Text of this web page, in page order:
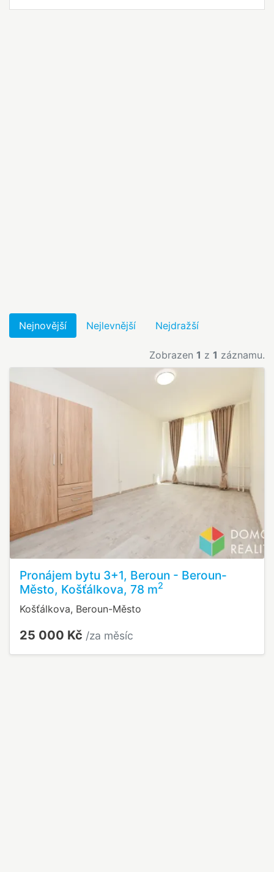
Nejnovější Nejlevnější Nejdražší
Zobrazen 1 z 1 záznamu.
Pronájem bytu 3+1, Beroun - Beroun-
Město, Košťálkova, 78 m2
Košťálkova, Beroun-Město
25 000 Kč /za měsíc